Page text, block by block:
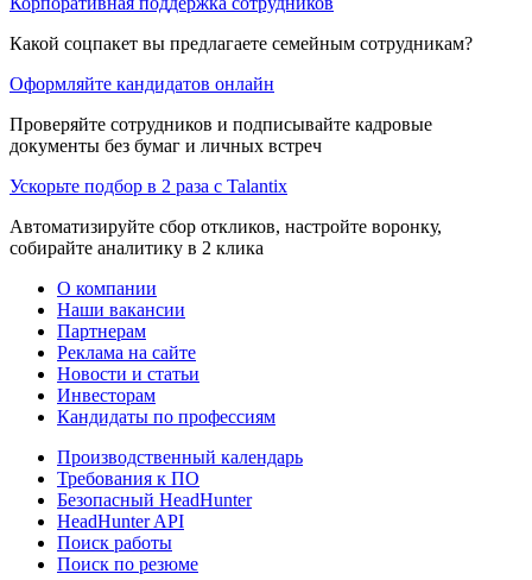
Какой соцпакет вы предлагаете семейным сотрудникам?
Оформляйте кандидатов онлайн
Проверяйте сотрудников и подписывайте кадровые
документы без бумаг и личных встреч
Ускорьте подбор в 2 раза с Talantix
Автоматизируйте сбор откликов, настройте воронку,
собирайте аналитику в 2 клика
О компании
Наши вакансии
Партнерам
Реклама на сайте
Новости и статьи
Инвесторам
Кандидаты по профессиям
Производственный календарь
Требования к ПО
Безопасный HeadHunter
HeadHunter API
Поиск работы
Поиск по резюме